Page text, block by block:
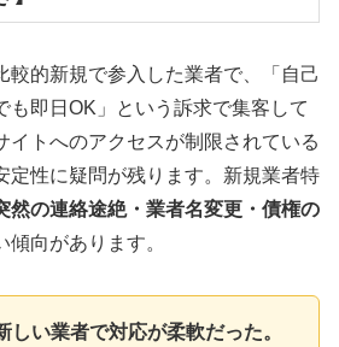
較的新規で参入した業者で、「自己
も即日OK」という訴求で集客して
イトへのアクセスが制限されている
定性に疑問が残ります。新規業者特
然の連絡途絶・業者名変更・債権の
傾向があります。
しい業者で対応が柔軟だった。